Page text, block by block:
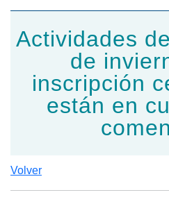
Actividades
de
inscripción
están en
Volver